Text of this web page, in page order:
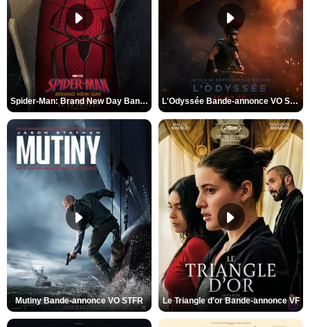
Spider-Man: Brand New Day Bande-annonce VO STFR L'Odyssée Bande-annonce VO STFR
Mutiny Bande-annonce VO STFR Le Triangle d'or Bande-annonce VF